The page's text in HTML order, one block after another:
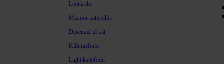
Leonardo
Miamor kattepiller
Dåsemad til kat
Killingefoder
Light kattefoder